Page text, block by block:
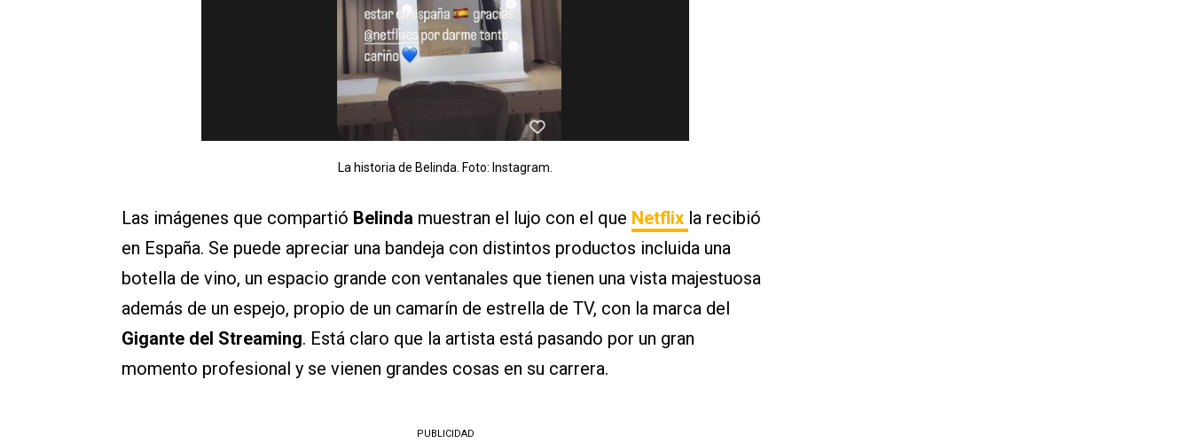
La historia de Belinda. Foto: Instagram.
Las imágenes que compartió Belinda muestran el lujo con el que Netflix la recibió
en España. Se puede apreciar una bandeja con distintos productos incluida una
botella de vino, un espacio grande con ventanales que tienen una vista majestuosa
además de un espejo, propio de un camarín de estrella de TV, con la marca del
Gigante del Streaming. Está claro que la artista está pasando por un gran
momento profesional y se vienen grandes cosas en su carrera.
PUBLICIDAD